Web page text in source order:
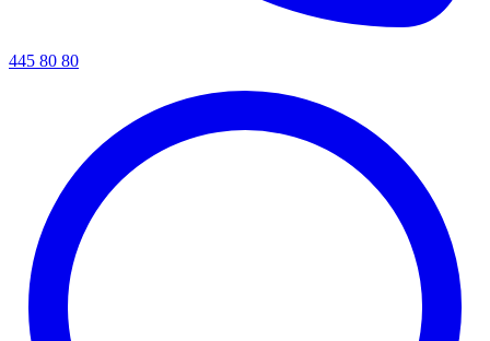
445 80 80